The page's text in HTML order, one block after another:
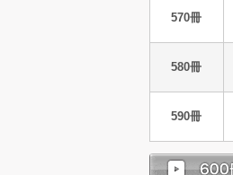
570冊
580冊
590冊